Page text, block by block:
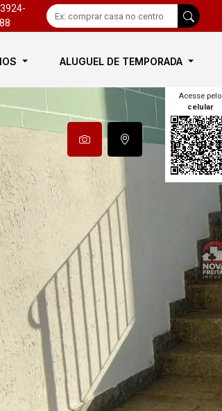
ALUGUEL DE TEMPORADA
Acesse pelo
celular